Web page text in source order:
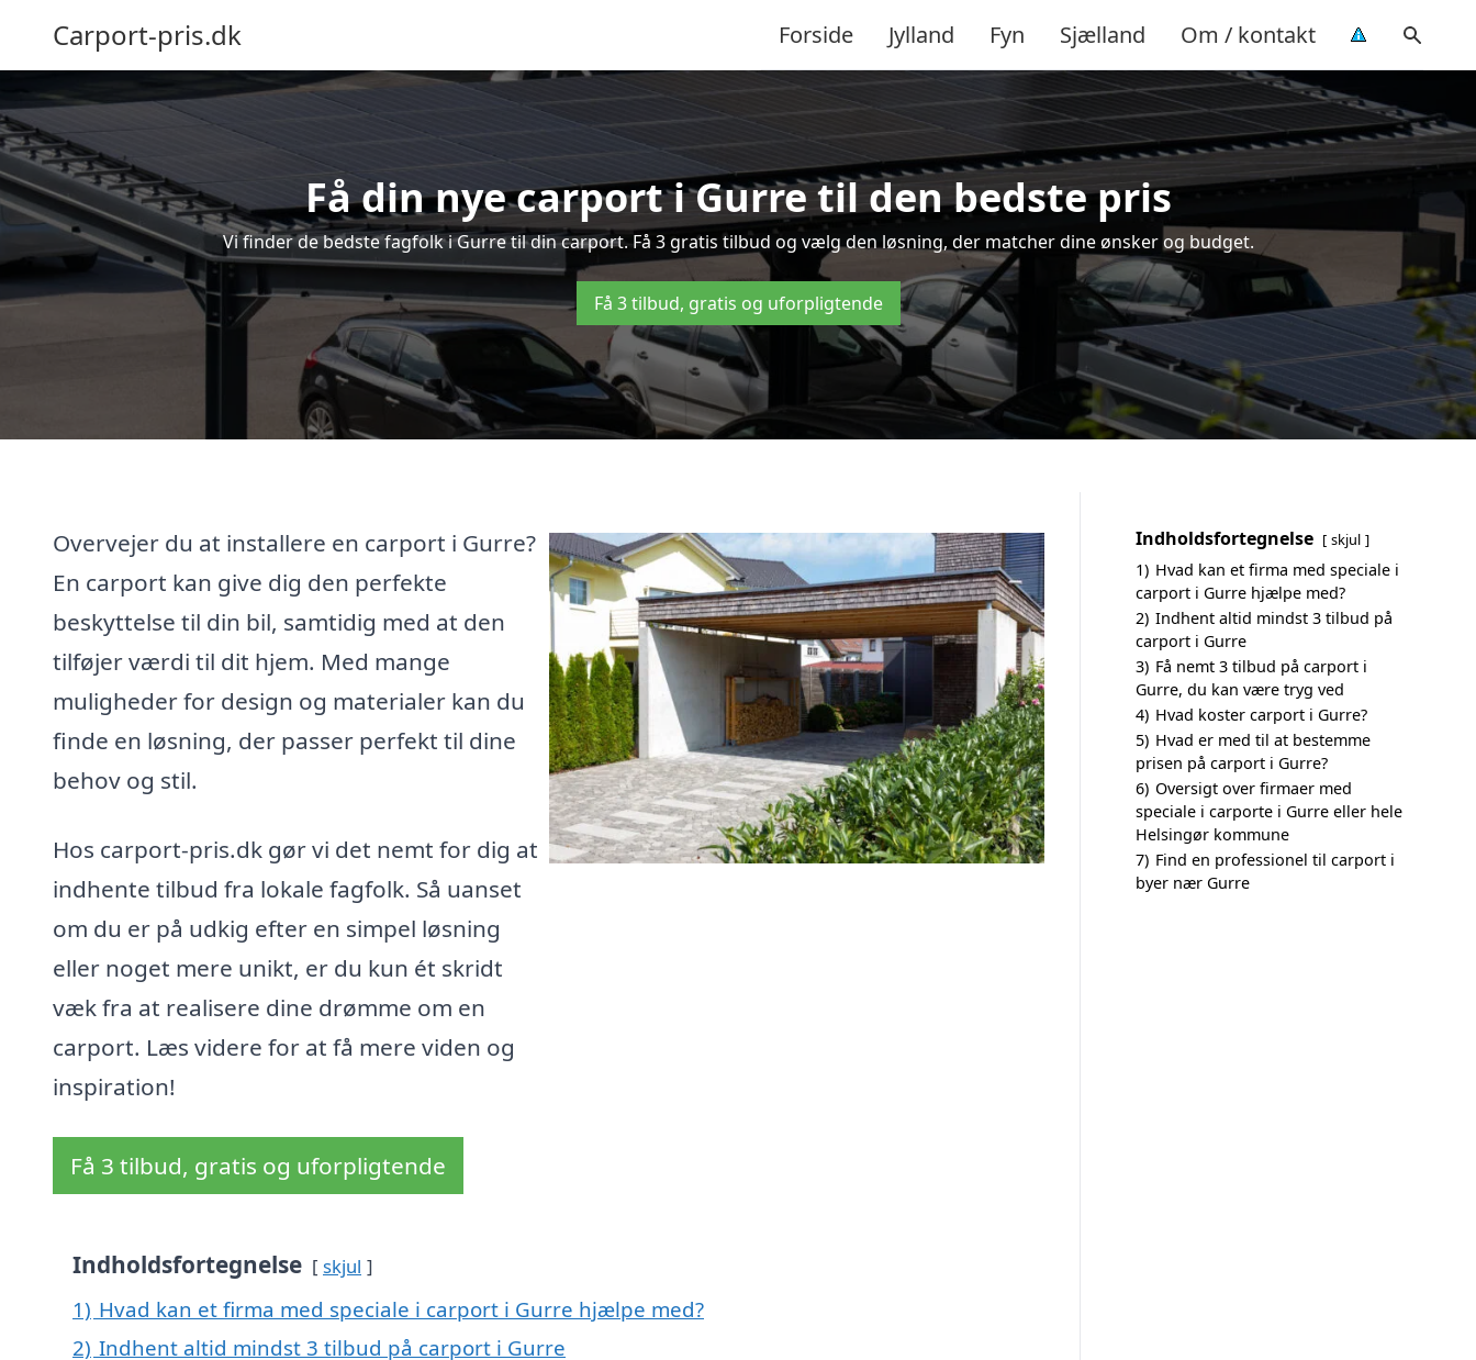
Carport-pris.dk Forside Jylland Fyn Sjælland Om / kontakt
Få din nye carport i Gurre til den bedste pris
Vi finder de bedste fagfolk i Gurre til din carport. Få 3 gratis tilbud og vælg den løsning, der matcher dine ønsker og budget.
Få 3 tilbud, gratis og uforpligtende
Overvejer du at installere en carport i Gurre?
En carport kan give dig den perfekte
beskyttelse til din bil, samtidig med at den
tilføjer værdi til dit hjem. Med mange
muligheder for design og materialer kan du
finde en løsning, der passer perfekt til dine
behov og stil.
Hos carport-pris.dk gør vi det nemt for dig at
indhente tilbud fra lokale fagfolk. Så uanset
om du er på udkig efter en simpel løsning
eller noget mere unikt, er du kun ét skridt
væk fra at realisere dine drømme om en
carport. Læs videre for at få mere viden og
inspiration!
Få 3 tilbud, gratis og uforpligtende
Indholdsfortegnelse skjul
1) Hvad kan et firma med speciale i carport i Gurre hjælpe med?
2) Indhent altid mindst 3 tilbud på carport i Gurre
Indholdsfortegnelse skjul
1) Hvad kan et firma med speciale i
carport i Gurre hjælpe med?
2) Indhent altid mindst 3 tilbud på
carport i Gurre
3) Få nemt 3 tilbud på carport i
Gurre, du kan være tryg ved
4) Hvad koster carport i Gurre?
5) Hvad er med til at bestemme
prisen på carport i Gurre?
6) Oversigt over firmaer med
speciale i carporte i Gurre eller hele
Helsingør kommune
7) Find en professionel til carport i
byer nær Gurre